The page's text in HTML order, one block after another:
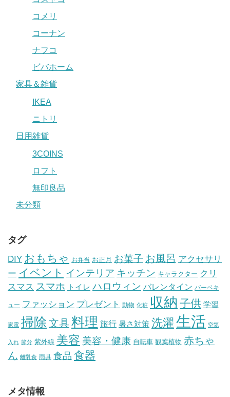
コメリ
コーナン
ナフコ
ビバホーム
家具＆雑貨
IKEA
ニトリ
日用雑貨
3COINS
ロフト
無印良品
未分類
タグ
DIY おもちゃ お弁当 お正月 お菓子 お風呂 アクセサリ
ー イベント インテリア キッチン キャラクター クリ
スマス スマホ トイレ ハロウィン バレンタイン バーベキ
ュー ファッション プレゼント 動物 化粧 収納 子供 学習
家電 掃除 文具料理 旅行 暑さ対策 洗濯 生活 空気
入れ 節分 紫外線 美容 美容・健康 自転車 観葉植物 赤ちゃ
ん 離乳食 雨具 食品 食器
メタ情報